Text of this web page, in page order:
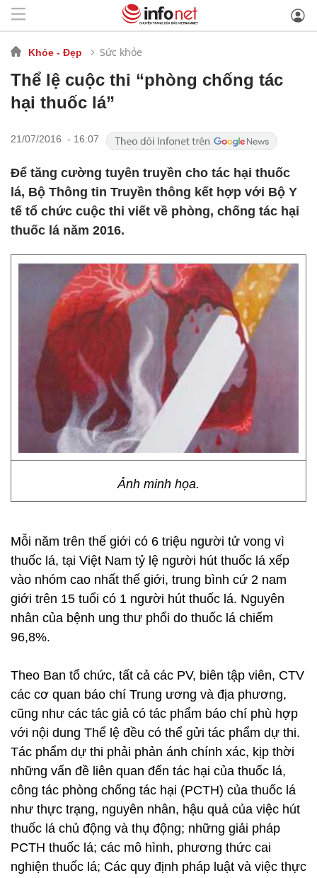
Khỏe - Đẹp Sức khỏe
Thể lệ cuộc thi “phòng chống tác
hại thuốc lá”
21/07/2016 - 16:07
Để tăng cường tuyên truyền cho tác hại thuốc
lá, Bộ Thông tin Truyền thông kết hợp với Bộ Y
tế tổ chức cuộc thi viết về phòng, chống tác hại
thuốc lá năm 2016.
Ảnh minh họa.
Mỗi năm trên thế giới có 6 triệu người tử vong vì
thuốc lá, tại Việt Nam tỷ lệ người hút thuốc lá xếp
vào nhóm cao nhất thế giới, trung bình cứ 2 nam
giới trên 15 tuổi có 1 người hút thuốc lá. Nguyên
nhân của bệnh ung thư phổi do thuốc lá chiếm
96,8%.
Theo Ban tổ chức, tất cả các PV, biên tập viên, CTV
các cơ quan báo chí Trung ương và địa phương,
cũng như các tác giả có tác phẩm báo chí phù hợp
với nội dung Thể lệ đều có thể gửi tác phẩm dự thi.
Tác phẩm dự thi phải phản ánh chính xác, kịp thời
những vấn đề liên quan đến tác hại của thuốc lá,
công tác phòng chống tác hại (PCTH) của thuốc lá
như thực trạng, nguyên nhân, hậu quả của việc hút
thuốc lá chủ động và thụ động; những giải pháp
PCTH thuốc lá; các mô hình, phương thức cai
nghiện thuốc lá; Các quy định pháp luật và việc thực